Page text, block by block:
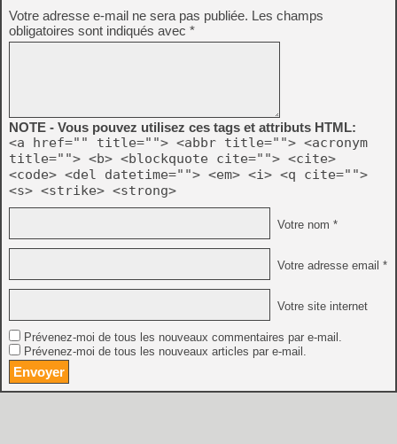
Votre adresse e-mail ne sera pas publiée. Les champs
obligatoires sont indiqués avec *
NOTE - Vous pouvez utilisez ces tags et attributs HTML:
<a href="" title=""> <abbr title=""> <acronym
title=""> <b> <blockquote cite=""> <cite>
<code> <del datetime=""> <em> <i> <q cite="">
<s> <strike> <strong>
Votre nom *
Votre adresse email *
Votre site internet
Prévenez-moi de tous les nouveaux commentaires par e-mail.
Prévenez-moi de tous les nouveaux articles par e-mail.